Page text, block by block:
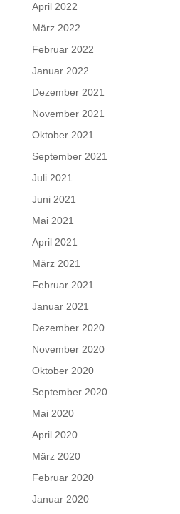
April 2022
März 2022
Februar 2022
Januar 2022
Dezember 2021
November 2021
Oktober 2021
September 2021
Juli 2021
Juni 2021
Mai 2021
April 2021
März 2021
Februar 2021
Januar 2021
Dezember 2020
November 2020
Oktober 2020
September 2020
Mai 2020
April 2020
März 2020
Februar 2020
Januar 2020